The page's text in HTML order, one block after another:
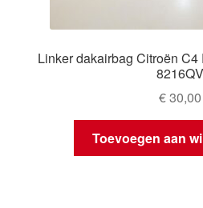
Linker dakairbag Citroën
8216QV
€30,00
Toevoegen aan